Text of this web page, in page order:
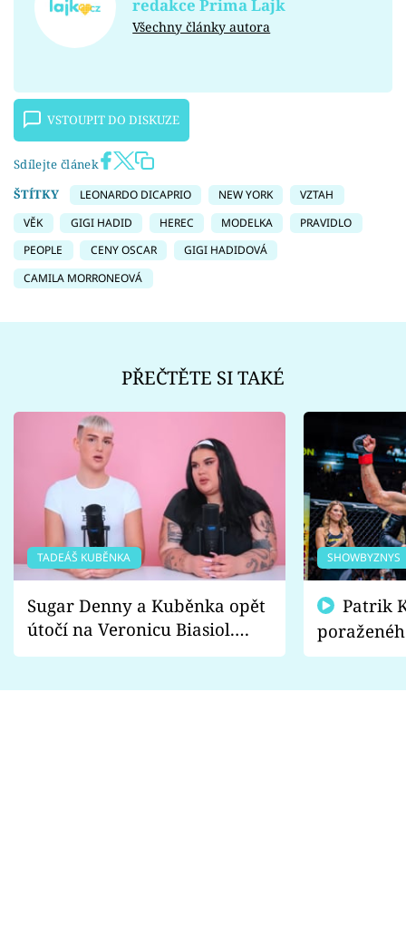
redakce Prima Lajk
Všechny články autora
VSTOUPIT DO DISKUZE
Sdílejte článek
ŠTÍTKY
LEONARDO DICAPRIO NEW YORK
VZTAH
VĚK
GIGI HADID HEREC MODELKA
PRAVIDLO
PEOPLE
CENY OSCAR
GIGI HADIDOVÁ
CAMILA MORRONEOVÁ
PŘEČTĚTE SI TAKÉ
TADEÁŠ KUBĚNKA
Sugar Denny a Kuběnka opět
útočí na Veronicu Biasiol.
Proč je podle nich falešná a
SHOWBYZNYS
fanoušci